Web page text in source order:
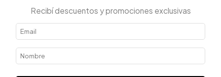
Recibí descuentos y promociones exclusivas